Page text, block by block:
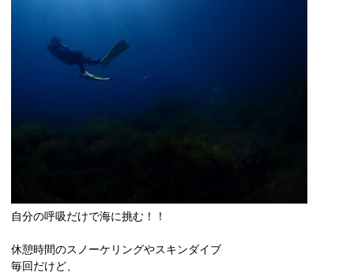
自分の呼吸だけで海に挑む！！
休憩時間のスノーケリングやスキンダイブ
毎回だけど、